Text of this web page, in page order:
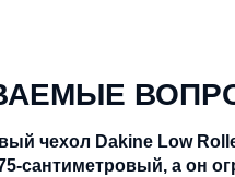
чехол Dakine Low
сантиметровый, а он